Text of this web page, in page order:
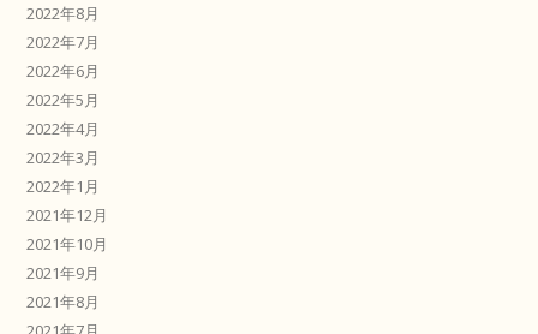
2022年8月
2022年7月
2022年6月
2022年5月
2022年4月
2022年3月
2022年1月
2021年12月
2021年10月
2021年9月
2021年8月